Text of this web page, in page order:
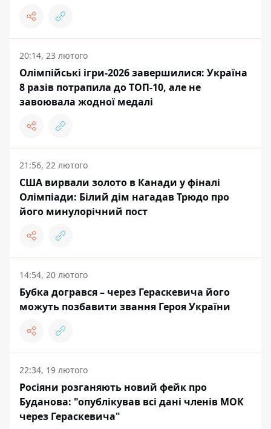
20:14, 23 лютого
Олімпійські ігри-2026 завершилися: Україна
8 разів потрапила до ТОП-10, але не
завоювала жодної медалі
21:56, 22 лютого
США вирвали золото в Канади у фіналі
Олімпіади: Білий дім нагадав Трюдо про
його минулорічний пост
14:54, 20 лютого
Бубка догрався – через Гераскевича його
можуть позбавити звання Героя України
22:34, 19 лютого
Росіяни розганяють новий фейк про
Буданова: "опублікував всі дані членів МОК
через Гераскевича"